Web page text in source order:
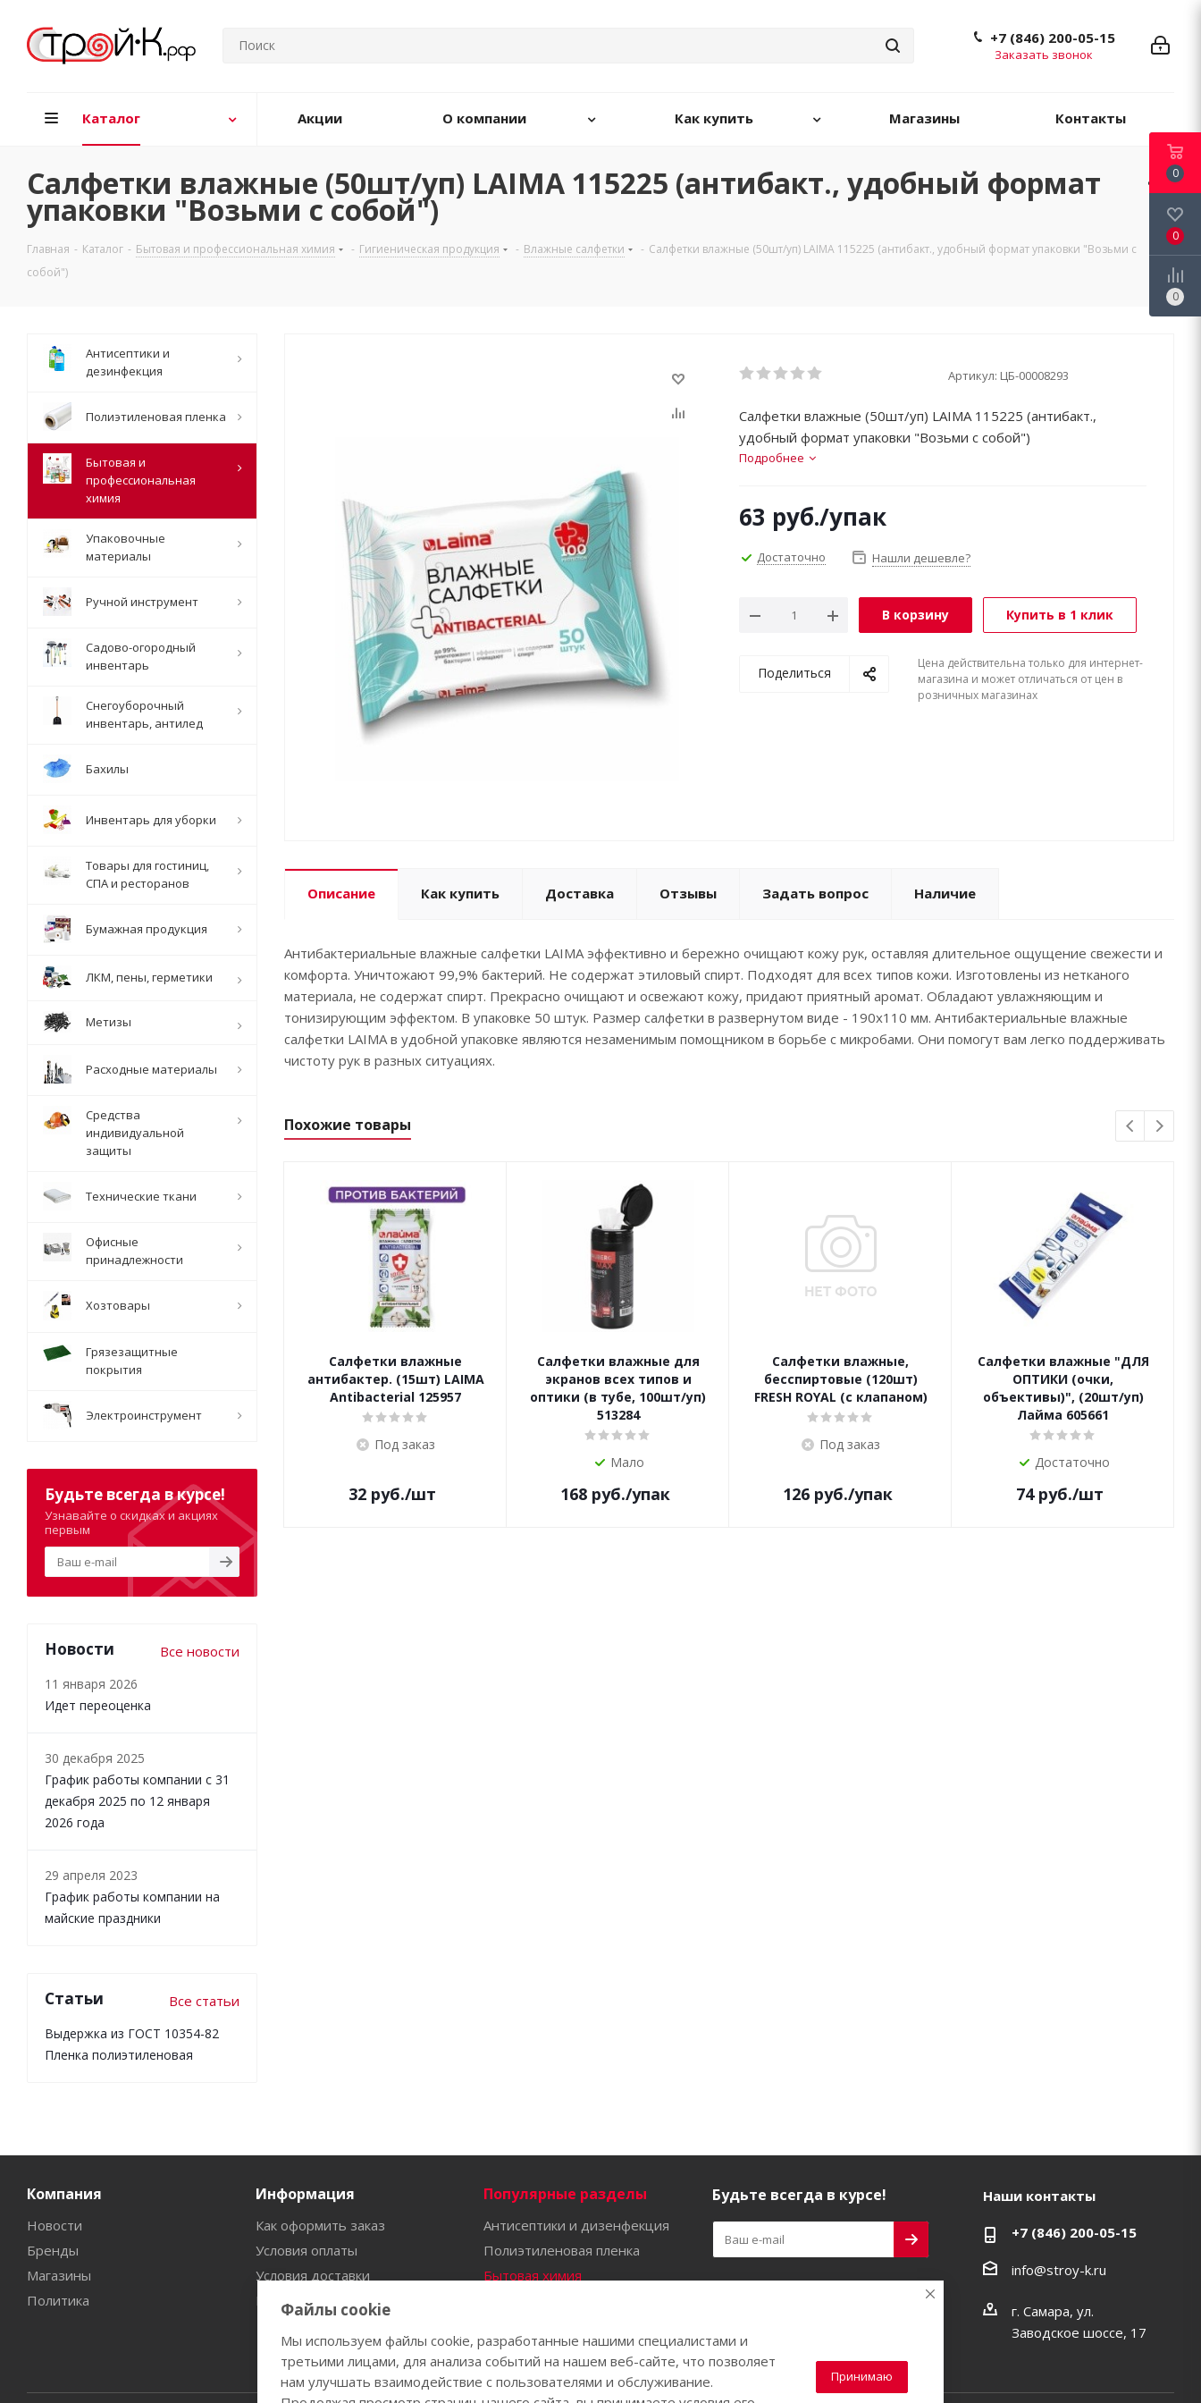
+7 (846) 200-05-15
Заказать звонок
Каталог Акции О компании Как купить Магазины Контакты
Салфетки влажные (50шт/уп) LAIMA 115225 (антибакт., удобный формат
упаковки "Возьми с собой")
Главная - Каталог - Бытовая и профессиональная химия - Гигиеническая продукция - Влажные салфетки - Салфетки влажные (50шт/уп) LAIMA 115225 (антибакт., удобный формат упаковки "Возьми с
собой")
Артикул: ЦБ-00008293
Салфетки влажные (50шт/уп) LAIMA 115225 (антибакт.,
удобный формат упаковки "Возьми с собой")
Подробнее
63 руб./упак
Достаточно Нашли дешевле?
В корзину Купить в 1 клик
Поделиться
Цена действительна только для интернет-
магазина и может отличаться от цен в
розничных магазинах
Описание Как купить Доставка Отзывы Задать вопрос Наличие
Антибактериальные влажные салфетки LAIMA эффективно и бережно очищают кожу рук, оставляя длительное ощущение свежести и
комфорта. Уничтожают 99,9% бактерий. Не содержат этиловый спирт. Подходят для всех типов кожи. Изготовлены из нетканого
материала, не содержат спирт. Прекрасно очищают и освежают кожу, придают приятный аромат. Обладают увлажняющим и
тонизирующим эффектом. В упаковке 50 штук. Размер салфетки в развернутом виде - 190х110 мм. Антибактериальные влажные
салфетки LAIMA в удобной упаковке являются незаменимым помощником в борьбе с микробами. Они помогут вам легко поддерживать
чистоту рук в разных ситуациях.
Похожие товары
Салфетки влажные
антибактер. (15шт) LAIMA
Antibacterial 125957
Под заказ
32 руб./шт
Салфетки влажные для
экранов всех типов и
оптики (в тубе, 100шт/уп)
513284
Мало
168руб./упак
Салфетки влажные,
бесспиртовые (120шт)
FRESH ROYAL (с клапаном)
Под заказ
126руб./упак
Салфетки влажные "ДЛЯ
ОПТИКИ (очки,
объективы)", (20шт/уп)
Лайма 605661
Достаточно
74руб./шт
Антисептики и
дезинфекция
Полиэтиленовая пленка
Бытовая и
профессиональная
химия
Упаковочные
материалы
Ручной инструмент
Садово-огородный
инвентарь
Снегоуборочный
инвентарь, антилед
Бахилы
Инвентарь для уборки
Товары для гостиниц,
СПА и ресторанов
Бумажная продукция
ЛКМ, пены, герметики
Метизы
Расходные материалы
Средства
индивидуальной
защиты
Технические ткани
Офисные
принадлежности
Хозтовары
Грязезащитные
покрытия
Электроинструмент
Будьте всегда в курсе!
Узнавайте о скидках и акциях
первым
Новости Все новости
11 января 2026
Идет переоценка
30 декабря 2025
График работы компании с 31
декабря 2025 по 12 января
2026 года
29 апреля 2023
График работы компании на
майские праздники
Статьи Все статьи
Выдержка из ГОСТ 10354-82
Пленка полиэтиленовая
Компания
Новости
Бренды
Магазины
Политика
Информация
Как оформить заказ
Условия оплаты
Условия доставки
Гарантия на товар
Популярные разделы
Антисептики и дизенфекция
Полиэтиленовая пленка
Бытовая химия
Бахилы
Будьте всегда в курсе! Наши контакты
+7 (846) 200-05-15
info@stroy-k.ru
г. Самара, ул.
Заводское шоссе, 17
0
0
0
Файлы cookie
Мы используем файлы cookie, разработанные нашими специалистами и
третьими лицами, для анализа событий на нашем веб-сайте, что позволяет
нам улучшать взаимодействие с пользователями и обслуживание.
Принимаю